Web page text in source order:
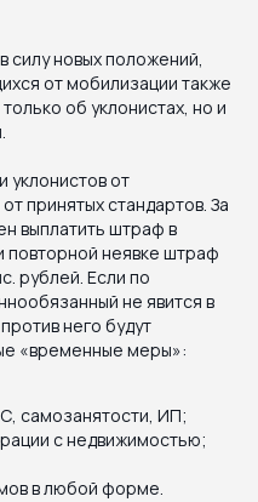
силу новых положений,
от мобилизации также
об уклонистах, но и
от
принятых стандартов. За
выплатить штраф в
повторной неявке штраф
рублей. Если по
не явится в
него будут
«временные меры»:
самозанятости, ИП;
с недвижимостью;
в любой форме.